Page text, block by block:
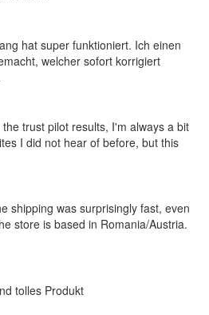
hat super funktioniert. Ich einen
welcher sofort korrigiert
trust pilot results, I'm always a bit
I did not hear of before, but this
shipping was surprisingly fast, even
store is based in Romania/Austria.
tolles Produkt